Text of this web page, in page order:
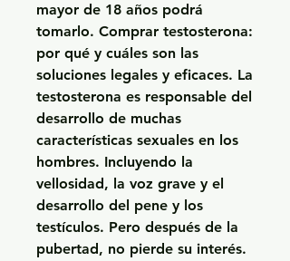
mayor de 18 años podrá
tomarlo. Comprar testosterona:
por qué y cuáles son las
soluciones legales y eficaces. La
testosterona es responsable del
desarrollo de muchas
características sexuales en los
hombres. Incluyendo la
vellosidad, la voz grave y el
desarrollo del pene y los
testículos. Pero después de la
pubertad, no pierde su interés.